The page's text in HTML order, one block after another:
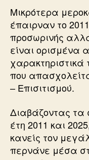
Μικρότερα
έπαιρναν το
προσωρινής
είναι ορισμένα
χαρακτηριστικά
που
– Επισιτισμού.
Διαβάζοντας τα
έτη 2011 και
κανείς τον
περνάνε μέσα